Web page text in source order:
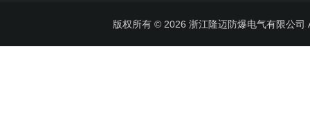
版权所有 © 2026 浙江隆迈防爆电气有限